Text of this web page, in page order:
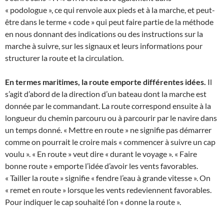
« podologue », ce qui renvoie aux pieds et à la marche, et peut-
être dans le terme « code » qui peut faire partie de la méthode
en nous donnant des indications ou des instructions sur la
marche à suivre, sur les signaux et leurs informations pour
structurer la route et la circulation.
En termes maritimes, la route emporte différentes idées. Il
s’agit d’abord de la direction d’un bateau dont la marche est
donnée par le commandant. La route correspond ensuite à la
longueur du chemin parcouru ou à parcourir par le navire dans
un temps donné. « Mettre en route » ne signifie pas démarrer
comme on pourrait le croire mais « commencer à suivre un cap
voulu ». « En route » veut dire « durant le voyage ». « Faire
bonne route » emporte l’idée d’avoir les vents favorables.
« Tailler la route » signifie « fendre l’eau à grande vitesse ». On
« remet en route » lorsque les vents redeviennent favorables.
Pour indiquer le cap souhaité l’on « donne la route ».